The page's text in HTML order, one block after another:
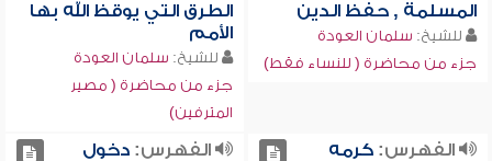
المسلمة , حفظ الدين
للشيخ: سلمان العودة
جزء من محاضرة ( للنساء فقط)
الطرق التي يوقظ الله بها
الأمم
للشيخ: سلمان العودة
جزء من محاضرة ( مصير
المترفين)
الفهرس:كرمه
الفهرس:دخول